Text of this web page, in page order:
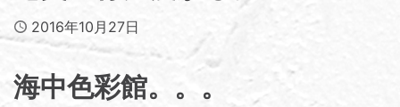
Published
2016年10月27日
海中色彩館。。。